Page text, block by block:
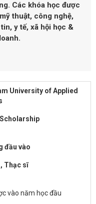
Các khóa học được
thuật, công nghệ,
y tế, xã hội học &
University of Applied
đầu vào
Thạc sĩ
vào năm học đầu